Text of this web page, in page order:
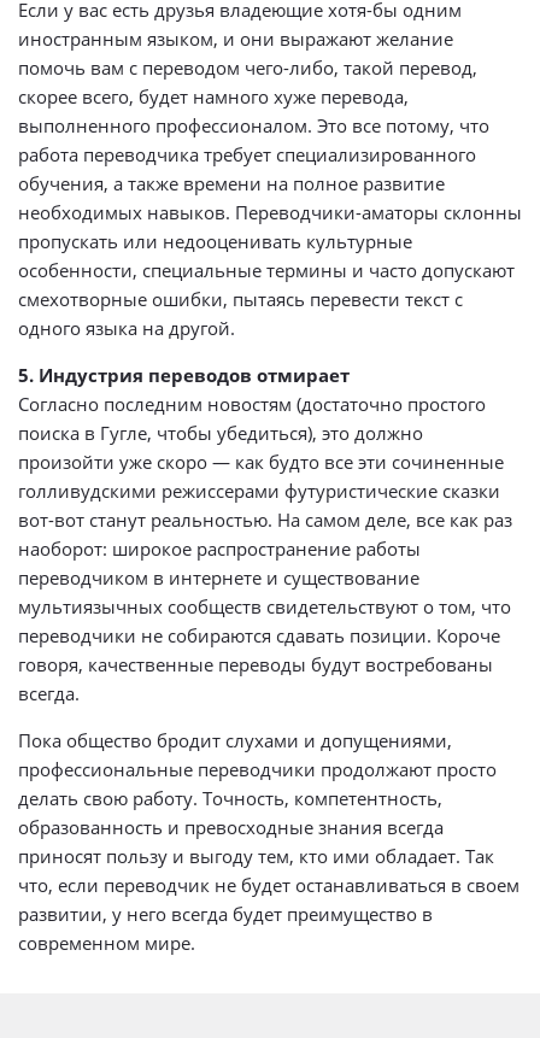
Если у вас есть друзья владеющие хотя-бы одним
иностранным языком, и они выражают желание
помочь вам с переводом чего-либо, такой перевод,
скорее всего, будет намного хуже перевода,
выполненного профессионалом. Это все потому, что
работа переводчика требует специализированного
обучения, а также времени на полное развитие
необходимых навыков. Переводчики-аматоры склонны
пропускать или недооценивать культурные
особенности, специальные термины и часто допускают
смехотворные ошибки, пытаясь перевести текст с
одного языка на другой.
5. Индустрия переводов отмирает
Согласно последним новостям (достаточно простого
поиска в Гугле, чтобы убедиться), это должно
произойти уже скоро — как будто все эти сочиненные
голливудскими режиссерами футуристические сказки
вот-вот станут реальностью. На самом деле, все как раз
наоборот: широкое распространение работы
переводчиком в интернете и существование
мультиязычных сообществ свидетельствуют о том, что
переводчики не собираются сдавать позиции. Короче
говоря, качественные переводы будут востребованы
всегда.
Пока общество бродит слухами и допущениями,
профессиональные переводчики продолжают просто
делать свою работу. Точность, компетентность,
образованность и превосходные знания всегда
приносят пользу и выгоду тем, кто ими обладает. Так
что, если переводчик не будет останавливаться в своем
развитии, у него всегда будет преимущество в
современном мире.